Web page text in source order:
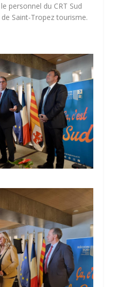
personnel du CRT Sud
Saint-Tropez tourisme.